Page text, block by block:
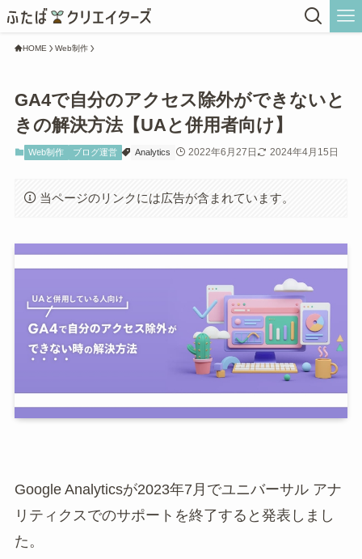
HOME Web制作
GA4で自分のアクセス除外ができないと
きの解決方法【UAと併用者向け】
Web制作 ブログ運営 Analytics 2022年6月27日 2024年4月15日
当ページのリンクには広告が含まれています。
Google Analyticsが2023年7月でユニバーサル アナ
リティクスでのサポートを終了すると発表しまし
た。